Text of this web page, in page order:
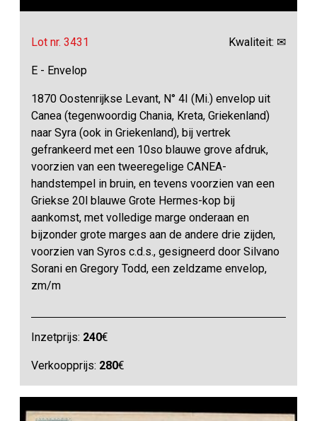
Lot nr. 3431 Kwaliteit: ✉
E - Envelop
1870 Oostenrijkse Levant, N° 4I (Mi.) envelop uit
Canea (tegenwoordig Chania, Kreta, Griekenland)
naar Syra (ook in Griekenland), bij vertrek
gefrankeerd met een 10so blauwe grove afdruk,
voorzien van een tweeregelige CANEA-
handstempel in bruin, en tevens voorzien van een
Griekse 20l blauwe Grote Hermes-kop bij
aankomst, met volledige marge onderaan en
bijzonder grote marges aan de andere drie zijden,
voorzien van Syros c.d.s., gesigneerd door Silvano
Sorani en Gregory Todd, een zeldzame envelop,
zm/m
Inzetprijs: 240€
Verkoopprijs: 280€